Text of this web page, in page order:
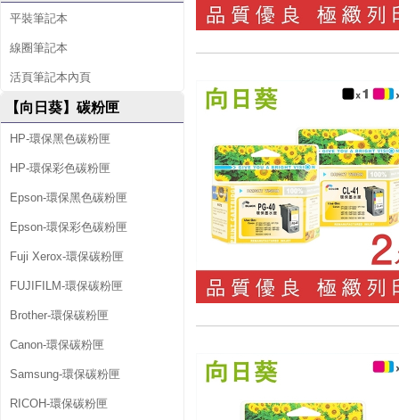
平裝筆記本
線圈筆記本
活頁筆記本內頁
【向日葵】碳粉匣
HP-環保黑色碳粉匣
HP-環保彩色碳粉匣
Epson-環保黑色碳粉匣
Epson-環保彩色碳粉匣
Fuji Xerox-環保碳粉匣
FUJIFILM-環保碳粉匣
Brother-環保碳粉匣
Canon-環保碳粉匣
Samsung-環保碳粉匣
RICOH-環保碳粉匣